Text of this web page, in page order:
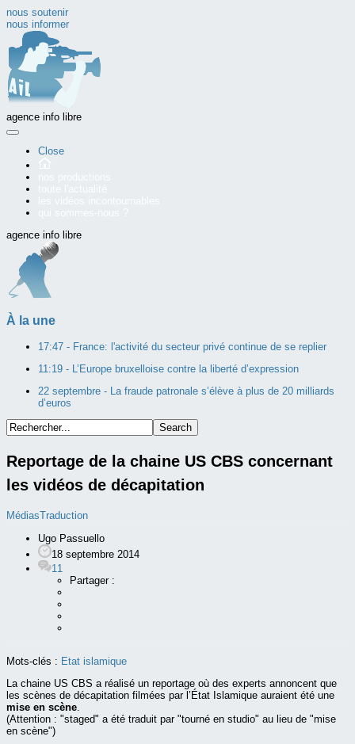
nous soutenir
nous informer
agence info libre
Close
agence info libre
À la une
17:47 - France: l'activité du secteur privé continue de se replier
11:19 - L’Europe bruxelloise contre la liberté d’expression
22 septembre - La fraude patronale s’élève à plus de 20 milliards
d’euros
Reportage de la chaine US CBS concernant
les vidéos de décapitation
MédiasTraduction
Ugo Passuello
18 septembre 2014
11
Partager :
Mots-clés : Etat islamique
La chaine US CBS a réalisé un reportage où des experts annoncent que
les scènes de décapitation filmées par l’État Islamique auraient été une
mise en scène.
(Attention : "staged" a été traduit par "tourné en studio" au lieu de "mise
en scène")